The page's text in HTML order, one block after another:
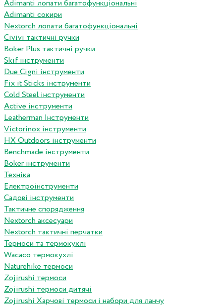
Adimanti лопати багатофункціональні
Adimanti сокири
Nextorch лопати багатофункціональні
Сivivi тактичні ручки
Boker Plus тактичні ручки
Skif інструменти
Due Cigni інструменти
Fix it Sticks інструменти
Сold Steel інструменти
Active інструменти
Leatherman Інструменти
Victorinox інструменти
HX Outdoors інструменти
Benchmade інструменти
Boker інструменти
Техніка
Електроінструменти
Садові інструменти
Тактичне спорядження
Nextorch аксесуари
Nextorch тактичні перчатки
Термоси та термокухлі
Wacaco термокухлі
Naturehike термоси
Zojirushi термоси
Zojirushi термоси дитячі
Zojirushi Харчові термоси і набори для ланчу